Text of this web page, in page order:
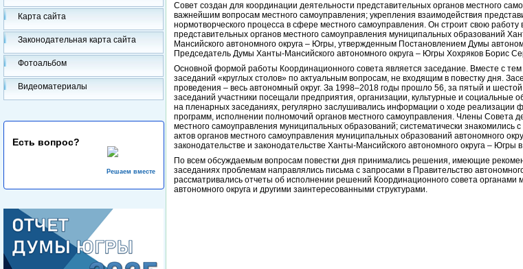
Карта сайта
Законодательная карта сайта
Фотоальбом
Видеоматериалы
Есть вопрос?
Решаем вместе
Совет создан для координации деятельности представительных органов местного
важнейшим вопросам местного самоуправления; укрепления взаимодействия
нормотворческого процесса в сфере местного самоуправления. Он строит свою
представительных органов местного самоуправления муниципальных образований
Мансийского автономного округа – Югры, утвержденным Постановлением Думы
Председатель Думы Ханты-Мансийского автономного округа – Югры Хохряков Борис
Основной формой работы Координационного совета является заседание. Вместе с
заседаний «круглых столов» по актуальным вопросам, не входящим в повестку дня.
проведения – весь автономный округ. За 1998–2018 годы прошло 56, за пятый и
заседаний участники посещали предприятия, организации, культурные и социальные
на пленарных заседаниях, регулярно заслушивались информации о ходе реализации
программ, исполнении полномочий органов местного самоуправления. Члены Совета
местного самоуправления муниципальных образований; систематически знакомились
актов органов местного самоуправления муниципальных образований автономного
законодательстве и законодательстве Ханты-Мансийского автономного округа – Югры
По всем обсуждаемым вопросам повестки дня принимались решения, имеющие
заседаниях проблемам направлялись письма с запросами в Правительство
рассматривались отчеты об исполнении решений Координационного совета
автономного округа и другими заинтересованными структурами.